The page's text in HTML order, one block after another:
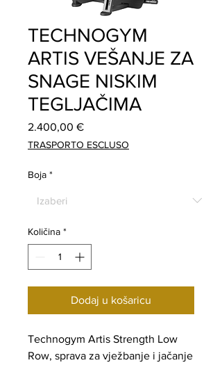
TECHNOGYM
ARTIS VEŠANJE ZA
SNAGE NISKIM
TEGLJAČIMA
2.400,00 €Cijena
TRASPORTO ESCLUSO
Boja *
Količina *
Dodaj u košaricu
Technogym Artis Strength Low
Row, sprava za vježbanje i jačanje